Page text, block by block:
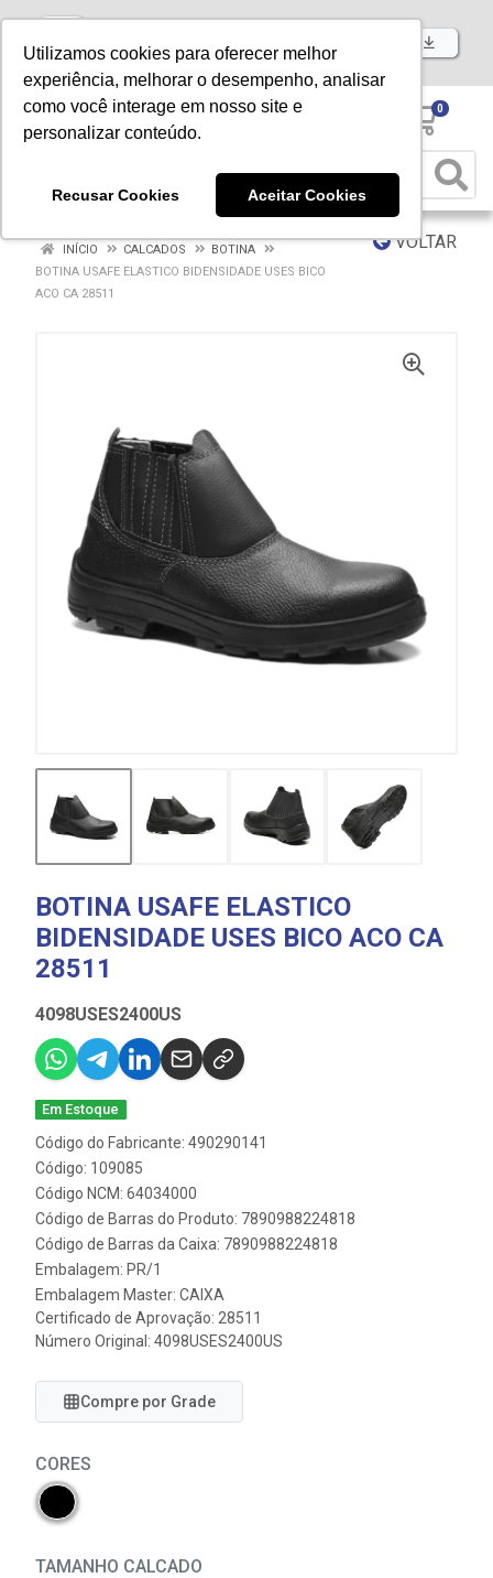
Utilizamos cookies para oferecer melhor
experiência, melhorar o desempenho, analisar
como você interage em nosso site e
personalizar conteúdo.
Recusar Cookies Aceitar Cookies
Baixe já nosso APP
0
VOLTAR
INÍCIO CALCADOS
BOTINA
BOTINA USAFE ELASTICO BIDENSIDADE USES BICO
ACO CA 28511
BOTINA USAFE ELASTICO
BIDENSIDADE USES BICO ACO CA
28511
4098USES2400US
Em Estoque
Código do Fabricante: 490290141
Código: 109085
Código NCM: 64034000
Código de Barras do Produto: 7890988224818
Código de Barras da Caixa: 7890988224818
Embalagem: PR/1
Embalagem Master: CAIXA
Certificado de Aprovação: 28511
Número Original: 4098USES2400US
Compre por Grade
CORES
TAMANHO CALCADO